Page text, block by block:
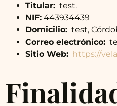
Titular: test.
NIF: 443934439
Domicilio: test,
Correo electrónico:
Sitio Web: https://